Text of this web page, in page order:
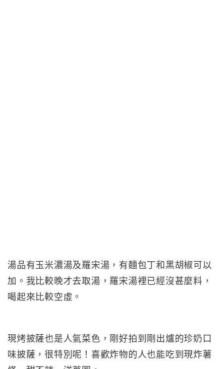
湯品有玉米濃湯及羅宋湯，有麵包丁和黑胡椒可以
加。我比較晚才去取湯，羅宋湯裡已經沒甚麼料，
喝起來比較空虛。
現烤披薩也是人氣菜色，剛好拍到剛出爐的珍奶口
味披薩，很特別呢！喜歡炸物的人也能吃到現炸薯